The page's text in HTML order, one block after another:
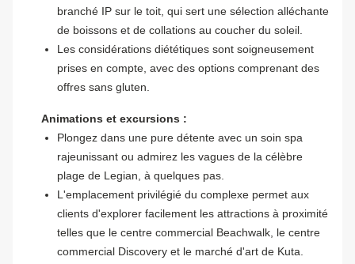
branché IP sur le toit, qui sert une sélection alléchante
de boissons et de collations au coucher du soleil.
Les considérations diététiques sont soigneusement
prises en compte, avec des options comprenant des
offres sans gluten.
Animations et excursions :
Plongez dans une pure détente avec un soin spa
rajeunissant ou admirez les vagues de la célèbre
plage de Legian, à quelques pas.
L'emplacement privilégié du complexe permet aux
clients d'explorer facilement les attractions à proximité
telles que le centre commercial Beachwalk, le centre
commercial Discovery et le marché d'art de Kuta.